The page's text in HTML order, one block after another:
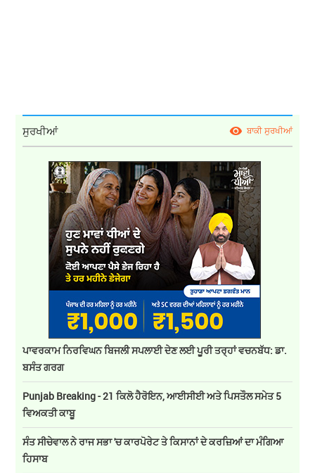
ਸੁਰਖੀਆਂ ਬਾਕੀ ਸੁਰਖੀਆਂ
ਪਾਵਰਕਾਮ ਨਿਰਵਿਘਨ ਬਿਜਲੀ ਸਪਲਾਈ ਦੇਣ ਲਈ ਪੂਰੀ ਤਰ੍ਹਾਂ ਵਚਨਬੱਧ: ਡਾ.
ਬਸੰਤ ਗਰਗ
Punjab Breaking - 21 ਕਿਲੋ ਹੈਰੋਇਨ, ਆਈਸੀਈ ਅਤੇ ਪਿਸਤੌਲ ਸਮੇਤ 5
ਵਿਅਕਤੀ ਕਾਬੂ
ਸੰਤ ਸੀਚੇਵਾਲ ਨੇ ਰਾਜ ਸਭਾ 'ਚ ਕਾਰਪੋਰੇਟ ਤੇ ਕਿਸਾਨਾਂ ਦੇ ਕਰਜ਼ਿਆਂ ਦਾ ਮੰਗਿਆ
ਹਿਸਾਬ